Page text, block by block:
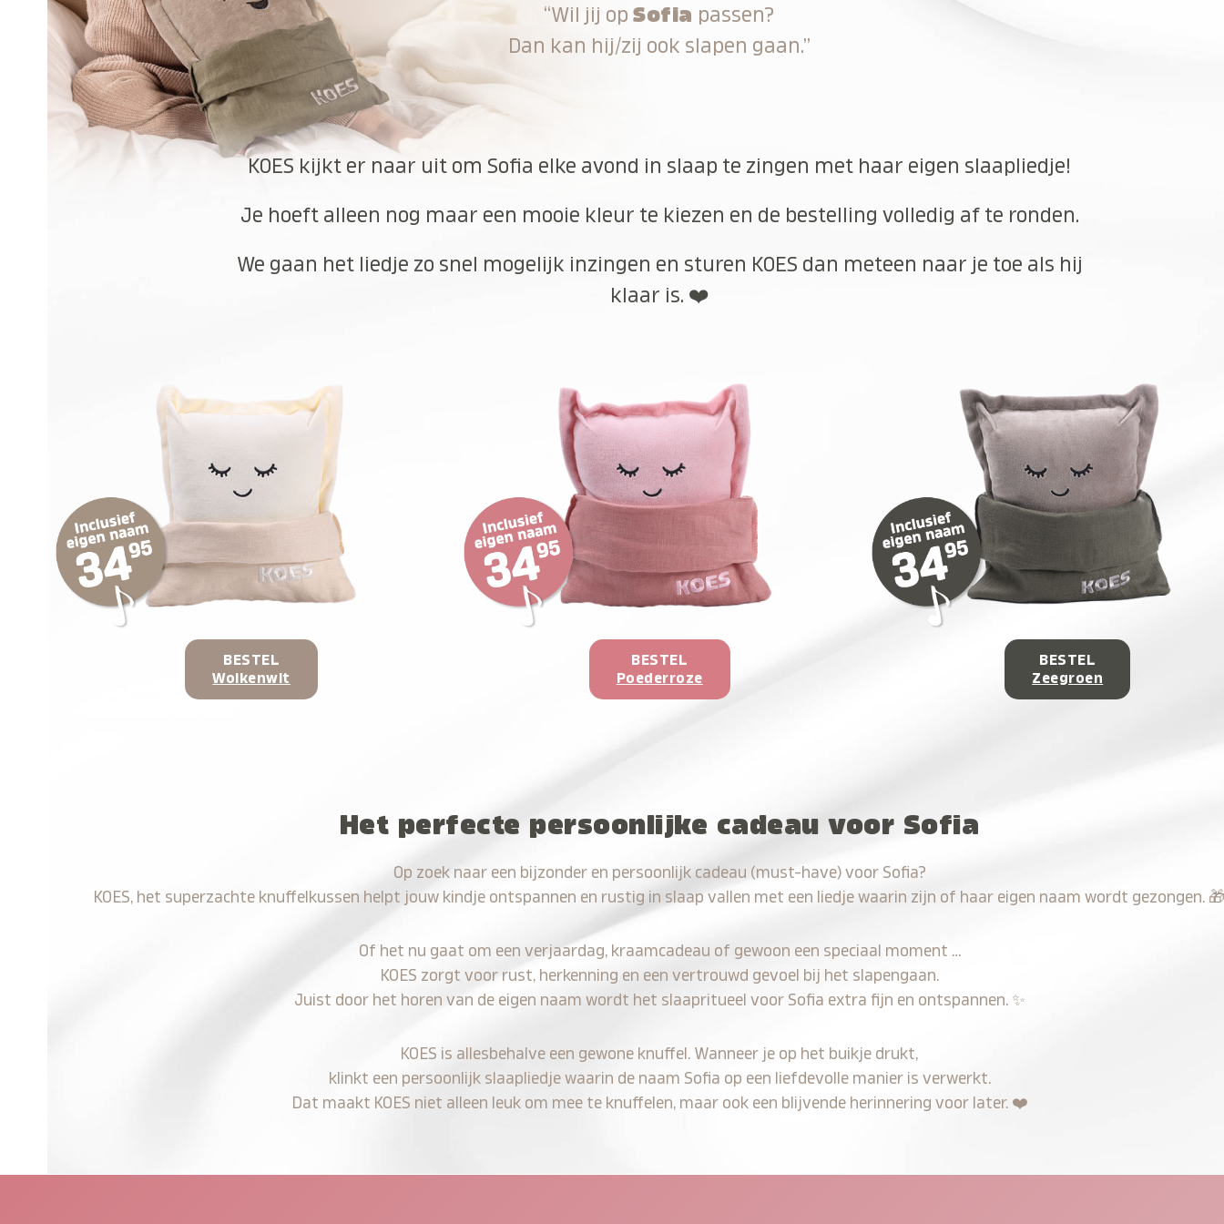
“Wil jij opSofia passen?
Dan kan hij/zij ook slapen gaan.”
KOES kijkt er naar uit om Sofia elke avond in slaap te zingen met haar eigen slaapliedje!
Je hoeft alleen nog maar een mooie kleur te kiezen en de bestelling volledig af te ronden.
We gaan het liedje zo snel mogelijk inzingen en sturen KOES dan meteen naar je toe als hij
klaar is. ❤️
BESTEL
Wolkenwit
BESTEL
Poederroze
BESTEL
Zeegroen
Het perfecte persoonlijke cadeau voor Sofia
Op zoek naar een bijzonder en persoonlijk cadeau (must-have) voor Sofia?
KOES, het superzachte knuffelkussen helpt jouw kindje ontspannen en rustig in slaap vallen met een liedje waarin zijn of haar eigen naam wordt gezongen.
Of het nu gaat om een verjaardag, kraamcadeau of gewoon een speciaal moment …
KOES zorgt voor rust, herkenning en een vertrouwd gevoel bij het slapengaan.
Juist door het horen van de eigen naam wordt het slaapritueel voor Sofia extra fijn en ontspannen. ✨
KOES is allesbehalve een gewone knuffel. Wanneer je op het buikje drukt,
klinkt een persoonlijk slaapliedje waarin de naam Sofia op een liefdevolle manier is verwerkt.
Dat maakt KOES niet alleen leuk om mee te knuffelen, maar ook een blijvende herinnering voor later. ❤️